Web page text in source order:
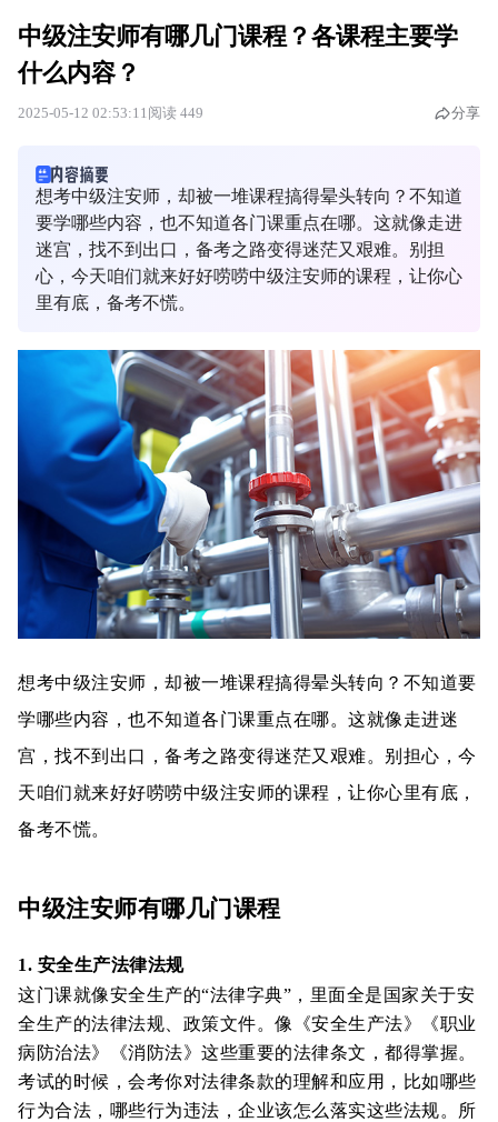
中级注安师有哪几门课程？各课程主要学
什么内容？
2025-05-12 02:53:11阅读 449 分享
想考中级注安师，却被一堆课程搞得晕头转向？不知道
要学哪些内容，也不知道各门课重点在哪。这就像走进
迷宫，找不到出口，备考之路变得迷茫又艰难。别担
心，今天咱们就来好好唠唠中级注安师的课程，让你心
里有底，备考不慌。
想考中级注安师，却被一堆课程搞得晕头转向？不知道要
学哪些内容，也不知道各门课重点在哪。这就像走进迷
宫，找不到出口，备考之路变得迷茫又艰难。别担心，今
天咱们就来好好唠唠中级注安师的课程，让你心里有底，
备考不慌。
中级注安师有哪几门课程
1. 安全生产法律法规
这门课就像安全生产的“法律字典”，里面全是国家关于安
全生产的法律法规、政策文件。像《安全生产法》《职业
病防治法》《消防法》这些重要的法律条文，都得掌握。
考试的时候，会考你对法律条款的理解和应用，比如哪些
行为合法，哪些行为违法，企业该怎么落实这些法规。所